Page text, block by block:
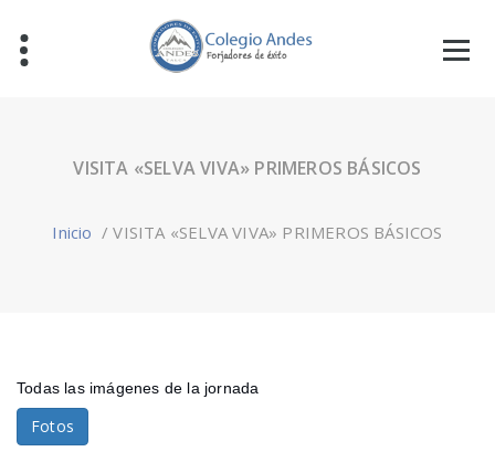
VISITA «SELVA VIVA» PRIMEROS BÁSICOS
Inicio /VISITA «SELVA VIVA» PRIMEROS BÁSICOS
Todas las imágenes de la jornada
Fotos